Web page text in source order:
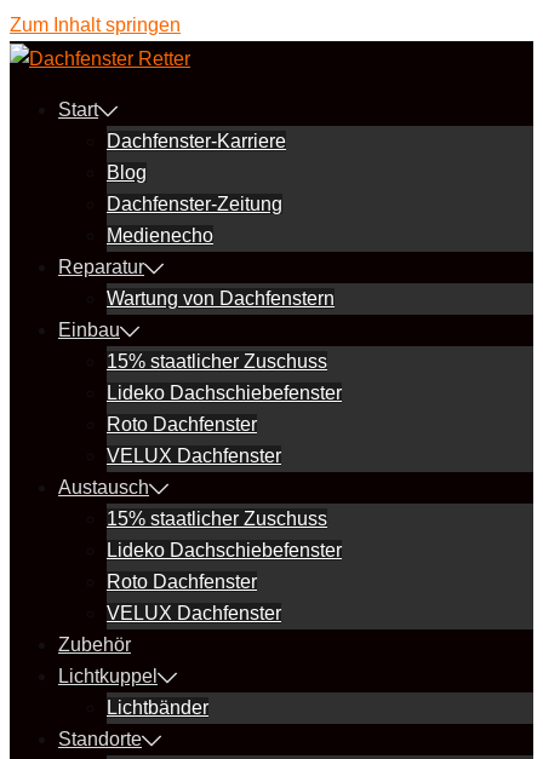
Zum Inhalt springen
Start
Dachfenster-Karriere
Blog
Dachfenster-Zeitung
Medienecho
Reparatur
Wartung von Dachfenstern
Einbau
15% staatlicher Zuschuss
Lideko Dachschiebefenster
Roto Dachfenster
VELUX Dachfenster
Austausch
15% staatlicher Zuschuss
Lideko Dachschiebefenster
Roto Dachfenster
VELUX Dachfenster
Zubehör
Lichtkuppel
Lichtbänder
Standorte